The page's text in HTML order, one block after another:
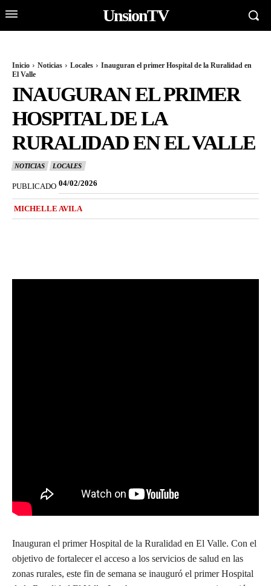
UnsionTV
Inicio Noticias Locales
Inauguran el primer Hospital de la Ruralidad en
El Valle
INAUGURAN EL PRIMER
HOSPITAL DE LA
RURALIDAD EN EL VALLE
NOTICIAS LOCALES
PUBLICADO 04/02/2026
MICHELLE AVILA
Inauguran el primer Hospital de la Ruralidad en El Valle. Con el
objetivo de fortalecer el acceso a los servicios de salud en las
zonas rurales, este fin de semana se inauguró el primer Hospital